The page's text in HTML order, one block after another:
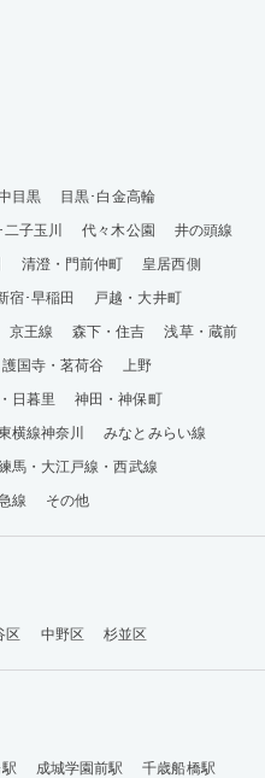
目黒
目黒･白金高輪
子玉川 代々木公園
井の頭線
清澄・門前仲町
皇居西側
宿･早稲田
戸越・大井町
京王線 森下・住吉
浅草・蔵前
護国寺・茗荷谷
上野
日暮里
神田・神保町
横線神奈川
みなとみらい線
馬・大江戸線・西武線
線 その他
区 中野区 杉並区
成城学園前駅
千歳船橋駅